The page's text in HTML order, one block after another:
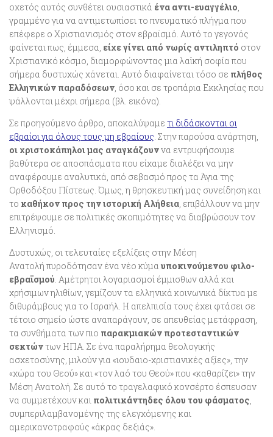
οχετός αυτός συνθέτει ουσιαστικά ένα αντι-ευαγγέλιο
γραμμένο για να αντιμετωπίσει το πνευματικό πλήγμα που
επέφερε ο Χριστιανισμός στον εβραϊσμό. Αυτό το γεγονός
φαίνεται πως, έμμεσα, είχε γίνει από νωρίς αντιληπτό στον
Χριστιανικό κόσμο, διαμορφώνοντας μια λαϊκή σοφία που
σήμερα δυστυχώς χάνεται. Αυτό διαφαίνεται τόσο σε πλήθος
Ελληνικών παραδόσεων , όσο και σε τροπάρια Εκκλησίας που
ψάλλονται μέχρι σήμερα (βλ. εικόνα).
Σε προηγούμενο άρθρο, αποκαλύψαμε τι διδάσκονται οι
εβραίοι για όλους τους μη εβραίους . Στην παρούσα ανάρτηση,
οι χριστοκάπηλοι μας αναγκάζουννα εντρυφήσουμε
βαθύτερα σε αποσπάσματα που είχαμε διαλέξει να μην
αναφέρουμε αναλυτικά, από σεβασμό προς τα Άγια της
Ορθοδόξου Πίστεως. Όμως, η θρησκευτική μας συνείδηση και
το καθήκον προς την ιστορική Αλήθεια , επιβάλλουν να μην
επιτρέψουμε σε πολιτικές σκοπιμότητες να διαβρώσουν τον
Ελληνισμό.
Δυστυχώς, οι τελευταίες εξελίξεις στην Μέση
Ανατολή πυροδότησαν ένα νέο κύμα υποκινούμενου φιλο-
εβραϊσμού . Αμέτρητοι λογαριασμοί έμμισθων αλλά και
χρήσιμων ηλιθίων, γεμίζουν τα ελληνικά κοινωνικά δίκτυα με
διθυράμβους για το Ισραήλ. Η απελπισία τους έχει φτάσει σε
τέτοιο σημείο ώστε αναπαράγουν, σε απευθείας μετάφραση,
τα συνθήματα των πιο παρακμιακών προτεσταντικών
σεκτώντων ΗΠΑ. Σε ένα παραλήρημα θεολογικής
ασχετοσύνης, μιλούν για «ιουδαιο-χριστιανικές αξίες», την
«χώρα του Θεού» και «τον λαό του Θεού» που «καθαρίζει» την
Μέση Ανατολή. Σε αυτό το τραγελαφικό κονσέρτο έσπευσαν
να συμμετέχουν και πολιτικάντηδες όλου του φάσματος
συμπεριλαμβανομένης της ελεγχόμενης και
αμερικανοτραφούς «άκρας δεξιάς».